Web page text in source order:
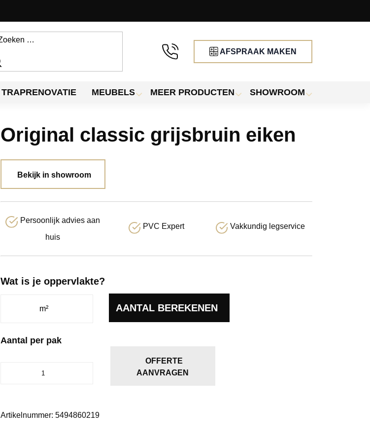
AFSPRAAK MAKEN
TRAPRENOVATIE MEUBELS MEER PRODUCTEN SHOWROOM
Original classic grijsbruin eiken
Bekijk in showroom
Persoonlijk advies aan
huis
PVC Expert Vakkundig legservice
Wat is je oppervlakte?
AANTAL BEREKENEN
Aantal per pak
aantal
OFFERTE
AANVRAGEN
Artikelnummer:5494860219